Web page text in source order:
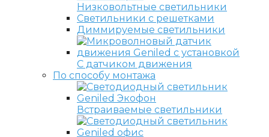
Низковольтные светильники
Светильники с решетками
Диммируемые светильники
С датчиком движения
По способу монтажа
Встраиваемые светильники